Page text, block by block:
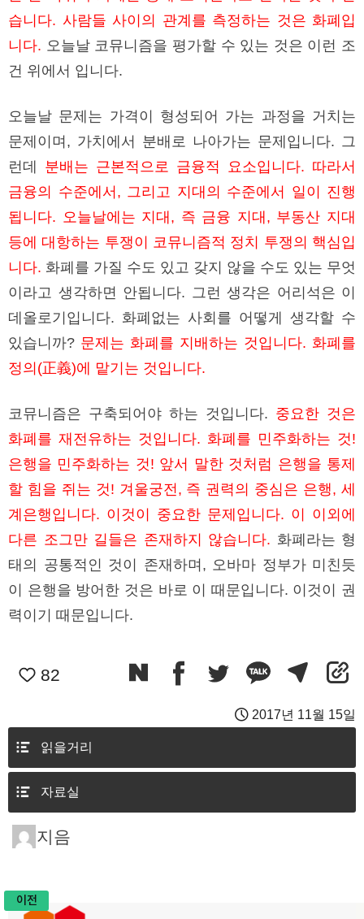
습니다. 사람들 사이의 관계를 측정하는 것은 화폐입
니다. 오늘날 코뮤니즘을 평가할 수 있는 것은 이런 조
건 위에서 입니다.
오늘날 문제는 가격이 형성되어 가는 과정을 거치는
문제이며, 가치에서 분배로 나아가는 문제입니다. 그
런데 분배는 근본적으로 금융적 요소입니다. 따라서
금융의 수준에서, 그리고 지대의 수준에서 일이 진행
됩니다. 오늘날에는 지대, 즉 금융 지대, 부동산 지대
등에 대항하는 투쟁이 코뮤니즘적 정치 투쟁의 핵심입
니다. 화폐를 가질 수도 있고 갖지 않을 수도 있는 무엇
이라고 생각하면 안됩니다. 그런 생각은 어리석은 이
데올로기입니다. 화폐없는 사회를 어떻게 생각할 수
있습니까? 문제는 화폐를 지배하는 것입니다. 화폐를
정의(正義)에 맡기는 것입니다.
코뮤니즘은 구축되어야 하는 것입니다. 중요한 것은
화폐를 재전유하는 것입니다. 화폐를 민주화하는 것!
은행을 민주화하는 것! 앞서 말한 것처럼 은행을 통제
할 힘을 쥐는 것! 겨울궁전, 즉 권력의 중심은 은행, 세
계은행입니다. 이것이 중요한 문제입니다. 이 이외에
다른 조그만 길들은 존재하지 않습니다. 화폐라는 형
태의 공통적인 것이 존재하며, 오바마 정부가 미친듯
이 은행을 방어한 것은 바로 이 때문입니다. 이것이 권
력이기 때문입니다.
82
2017년 11월 15일
읽을거리
자료실
지음
이전